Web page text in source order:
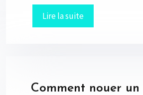
Lire la suite
Comment nouer